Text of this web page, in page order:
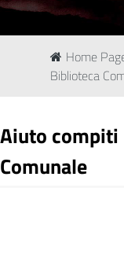
Home
Biblioteca
Aiuto compiti
Comunale